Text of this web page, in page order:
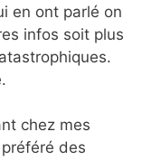
en ont parlé on
infos soit plus
chez mes
des